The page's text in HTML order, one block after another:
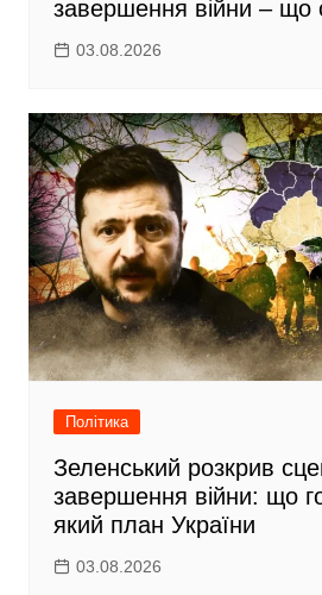
завершення війни – що
03.08.2026
Політика
Зеленський розкрив
завершення війни: що
який план України
03.08.2026